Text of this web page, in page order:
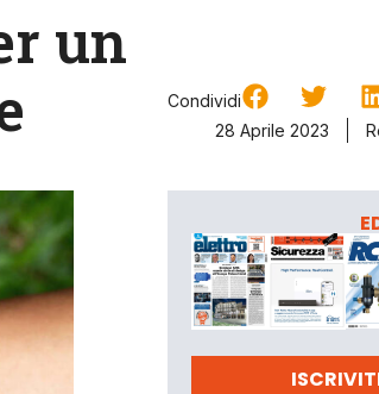
un
Condividi
28 Aprile 2023